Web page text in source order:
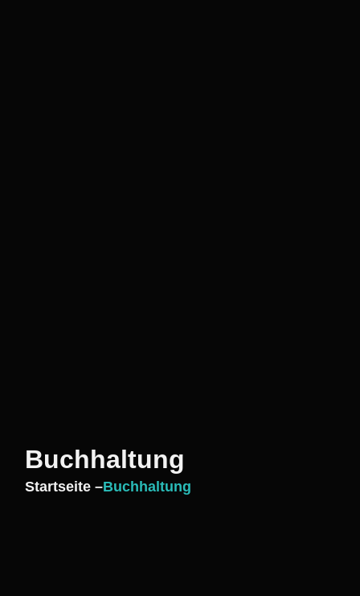
Buchhaltung
Startseite –Buchhaltung